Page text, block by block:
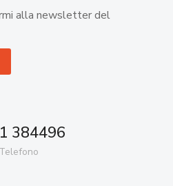
alla newsletter del
384496
Telefono